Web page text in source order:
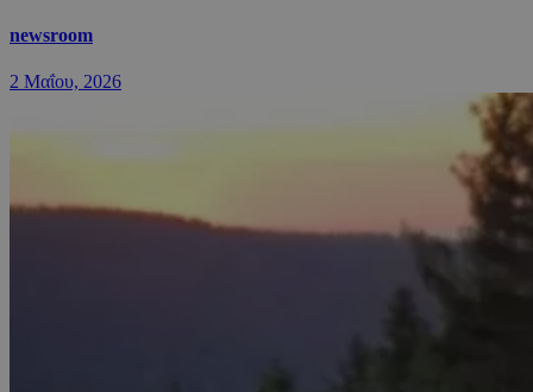
newsroom
2 Μαΐου, 2026